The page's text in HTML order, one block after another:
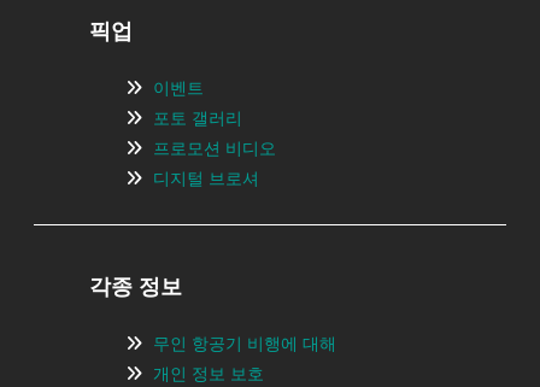
픽업
이벤트
포토 갤러리
프로모션 비디오
디지털 브로셔
각종 정보
무인 항공기 비행에 대해
개인 정보 보호